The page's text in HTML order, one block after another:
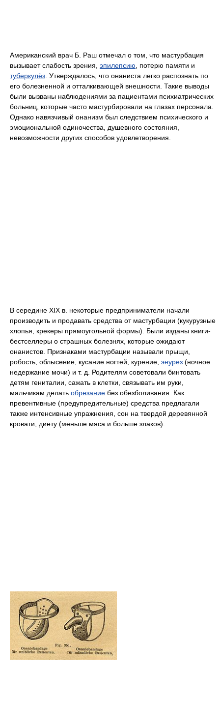
Американский врач Б. Раш отмечал о том, что мастурбация
вызывает слабость зрения, эпилепсию , потерю памяти и
туберкулёз . Утверждалось, что онаниста легко распознать по
его болезненной и отталкивающей внешности. Такие выводы
были вызваны наблюдениями за пациентами психиатрических
больниц, которые часто мастурбировали на глазах персонала.
Однако навязчивый онанизм был следствием психического и
эмоциональной одиночества, душевного состояния,
невозможности других способов удовлетворения.
В середине XIX в. некоторые предприниматели начали
производить и продавать средства от мастурбации (кукурузные
хлопья, крекеры прямоугольной формы). Были изданы книги-
бестселлеры о страшных болезнях, которые ожидают
онанистов. Признаками мастурбации называли прыщи,
робость, облысение, кусание ногтей, курение, энурез (ночное
недержание мочи) и т. д. Родителям советовали бинтовать
детям гениталии, сажать в клетки, связывать им руки,
мальчикам делать обрезание без обезболивания. Как
превентивные (предупредительные) средства предлагали
также интенсивные упражнения, сон на твердой деревянной
кровати, диету (меньше мяса и больше злаков).